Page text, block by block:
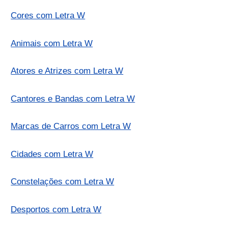
Cores com Letra W
Animais com Letra W
Atores e Atrizes com Letra W
Cantores e Bandas com Letra W
Marcas de Carros com Letra W
Cidades com Letra W
Constelações com Letra W
Desportos com Letra W